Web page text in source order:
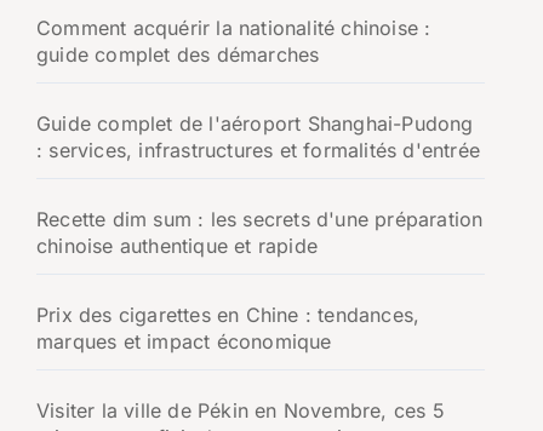
Comment acquérir la nationalité chinoise :
guide complet des démarches
Guide complet de l'aéroport Shanghai-Pudong
: services, infrastructures et formalités d'entrée
Recette dim sum : les secrets d'une préparation
chinoise authentique et rapide
Prix des cigarettes en Chine : tendances,
marques et impact économique
Visiter la ville de Pékin en Novembre, ces 5